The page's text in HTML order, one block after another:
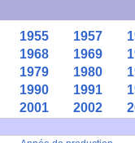
1955 1957
1968 1969
1979 1980
1990 1991
2001 2002